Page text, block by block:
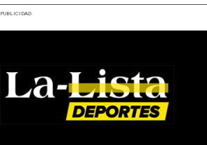
PUBLICIDAD